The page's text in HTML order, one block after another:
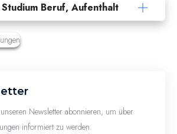
Beruf, Aufenthalt
Newsletter abonnieren, um über
informiert zu werden.